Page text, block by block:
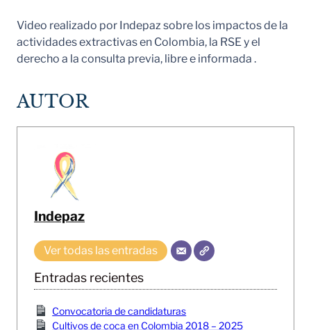
Video realizado por Indepaz sobre los impactos de la
actividades extractivas en Colombia, la RSE y el
derecho a la consulta previa, libre e informada .
AUTOR
Indepaz
Ver todas las entradas
Entradas recientes
Convocatoria de candidaturas
Cultivos de coca en Colombia 2018 – 2025